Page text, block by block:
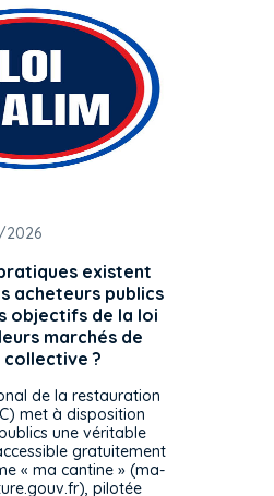
2026
existent
acheteurs publics
objectifs de la loi
marchés de
?
de la restauration
met à disposition
une véritable
gratuitement
« ma cantine » (ma-
pilotée